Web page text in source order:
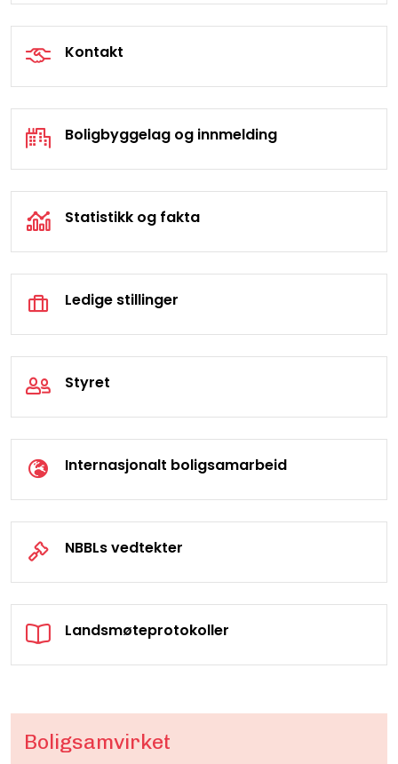
Kontakt
Boligbyggelag og innmelding
Statistikk og fakta
Ledige stillinger
Styret
Internasjonalt boligsamarbeid
NBBLs vedtekter
Landsmøteprotokoller
Boligsamvirket